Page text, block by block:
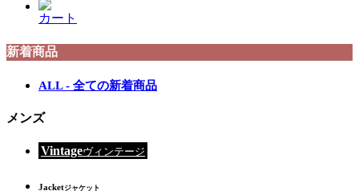
カート
新着商品
ALL - 全ての新着商品
メンズ
Vintageヴィンテージ
Jacketジャケット